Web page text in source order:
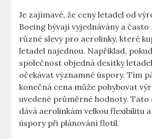
Je zajímavé, že ⁤ceny letadel⁣ od​
Boeing bývají vyjednávány‍ a
různé slevy pro aerolinky, které
letadel‍ najednou. Například,
společnost objedná desítky
očekávat významné úspory. ⁣Tím​
konečná cena​ může pohybovat
uvedené průměrné hodnoty. Tato
⁣dává aerolinkám velkou flexibilitu
úspory při ⁤plánování flotil.